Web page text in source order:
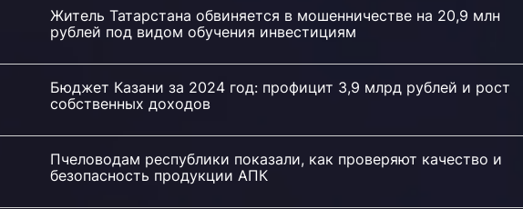
Житель Татарстана обвиняется в мошенничестве на 20,9 млн
рублей под видом обучения инвестициям
Бюджет Казани за 2024 год: профицит 3,9 млрд рублей и рост
собственных доходов
Пчеловодам республики показали, как проверяют качество и
безопасность продукции АПК